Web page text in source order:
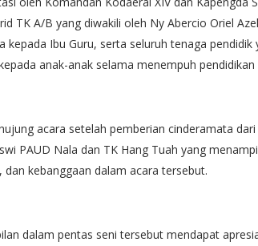
TK A/B yang diwakili oleh Ny Abercio Oriel
kepada Ibu Guru, serta seluruh tenaga
anak-anak selama menempuh
acara setelah pemberian cinderamata
PAUD Nala dan TK Hang Tuah yang
dan kebanggaan dalam acara tersebut.
dalam pentas seni tersebut mendapat